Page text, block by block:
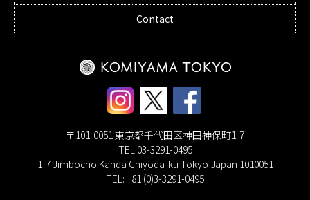
Contact
〒101-0051 東京都千代田区神田神保町1-7
TEL:03-3291-0495
1-7 Jimbocho Kanda Chiyoda-ku Tokyo Japan 1010051
TEL: +81 (0)3-3291-0495